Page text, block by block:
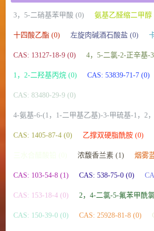
3，5-二硝基苯甲酸 (0) 氨基乙醛缩二甲醇
十四酸乙酯 (0) 左旋肉碱酒石酸盐 (0)
CAS: 13127-18-9 (0) 4，5-二氯-2-正辛基-
1，2-二羟基丙烷 (0) CAS: 53839-71-7 (0)
CAS: 83480-29-9 (0)
4-氨基-6-(1，1-二甲基乙基)-3-甲硫基-1，2
CAS: 1405-87-4 (0) 乙撑双硬脂酰胺 (0)
浓馥香兰素 (1) 烟雾
CAS: 103-54-8 (1) CAS: 538-75-0 (0)
CAS: 153-18-4 (0) 2，4-二氯-5-氟苯甲酰
CAS: 150-39-0 (0) CAS: 25928-81-8 (0)